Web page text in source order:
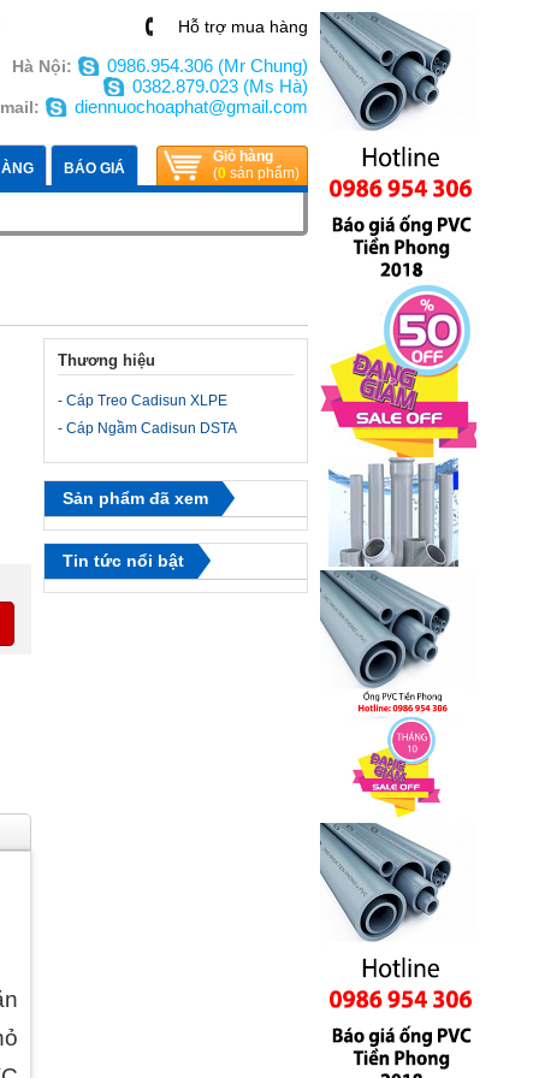
Hỗ trợ mua hàng
Hà Nội:
0986.954.306 (Mr Chung)
0382.879.023 (Ms Hà)
diennuochoaphat@gmail.com
BÁO GIÁ
Giỏ hàng
(0 sản phẩm)
Thương hiệu
- Cáp Treo Cadisun XLPE
- Cáp Ngầm Cadisun DSTA
Sản phẩm đã xem
Tin tức nổi bật